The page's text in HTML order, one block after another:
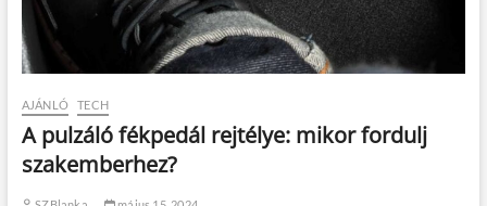
AJÁNLÓ TECH
A pulzáló fékpedál rejtélye: mikor fordulj
szakemberhez?